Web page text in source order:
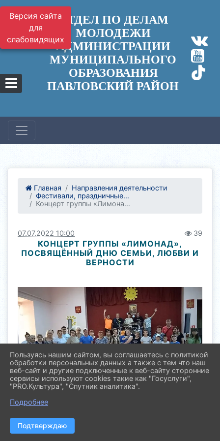
Версия сайта
для
слабовидящих
ОТДЕЛ ПО ДЕЛАМ
МОЛОДЕЖИ
АДМИНИСТРАЦИИ
МУНИЦИПАЛЬНОГО
ОБРАЗОВАНИЯ
ПАВЛОВСКИЙ РАЙОН
Главная
Направления деятельности
Фестивали, праздничные...
Концерт группы «Лимона...
07.07.2022 10:00 39
КОНЦЕРТ ГРУППЫ «ЛИМОНАД»,
ПОСВЯЩЁННЫЙ ДНЮ СЕМЬИ, ЛЮБВИ И
ВЕРНОСТИ
Пользуясь нашим сайтом, вы соглашаетесь с политикой
обработки персональных данных а также с тем что наш
веб-сайт и другие подключенные к веб-сайту сторонние
сервисы используют cookies такие как "Госуслуги",
"PRO.Культура", "Спутник аналитика".
Подробнее
Подтверждаю